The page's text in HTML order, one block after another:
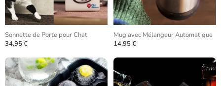
Sonnette de Porte pour Chat
34,95 €
Mug avec Mélangeur Automatique
14,95 €